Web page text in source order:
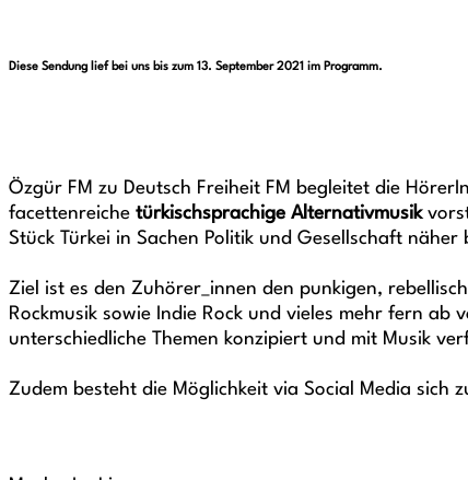
Diese Sendung lief bei uns bis zum 13. September 2021 im Programm.
Özgür FM zu Deutsch Freiheit FM begleitet die
facettenreiche türkischsprachige Alternativmusik
Stück Türkei in Sachen Politik und Gesellschaft näher
Ziel ist es den Zuhörer_innen den punkigen,
Rockmusik sowie Indie Rock und vieles mehr fern
unterschiedliche Themen konzipiert und mit Musik
Zudem besteht die Möglichkeit via Social Media sich